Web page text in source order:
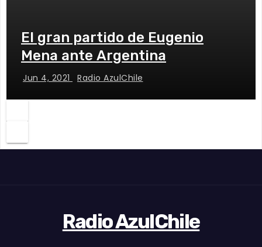
El gran partido de Eugenio
Mena ante Argentina
Jun 4, 2021 Radio AzulChile
Radio AzulChile